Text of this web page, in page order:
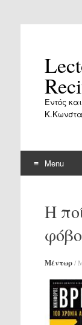
Εντός
Menu
content
Η
Μέντωρ/